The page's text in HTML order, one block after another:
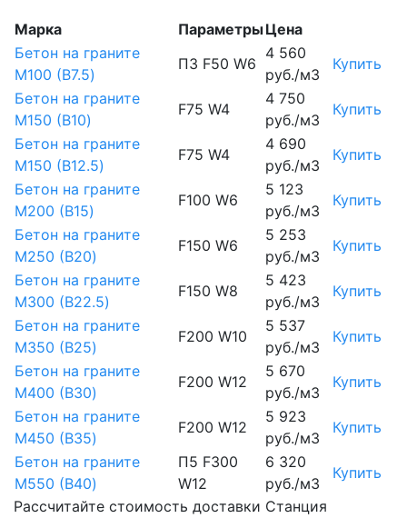
Марка ПараметрыЦена
Бетон на граните
М100 (B7.5)
П3 F50 W6
4 560
руб./м3
Купить
Бетон на граните
М150 (B10)
F75 W4
4 750
руб./м3
Купить
Бетон на граните
М150 (B12.5)
F75 W4
4 690
руб./м3
Купить
Бетон на граните
М200 (B15)
F100 W6
5 123
руб./м3
Купить
Бетон на граните
М250 (B20)
F150 W6
5 253
руб./м3
Купить
Бетон на граните
М300 (B22.5)
F150 W8
5 423
руб./м3
Купить
Бетон на граните
М350 (B25)
F200 W10
5 537
руб./м3
Купить
Бетон на граните
М400 (B30)
F200 W12
5 670
руб./м3
Купить
Бетон на граните
М450 (B35)
F200 W12
5 923
руб./м3
Купить
Бетон на граните
М550 (B40)
П5 F300
W12
6 320
руб./м3
Купить
Рассчитайте стоимость доставки Станция